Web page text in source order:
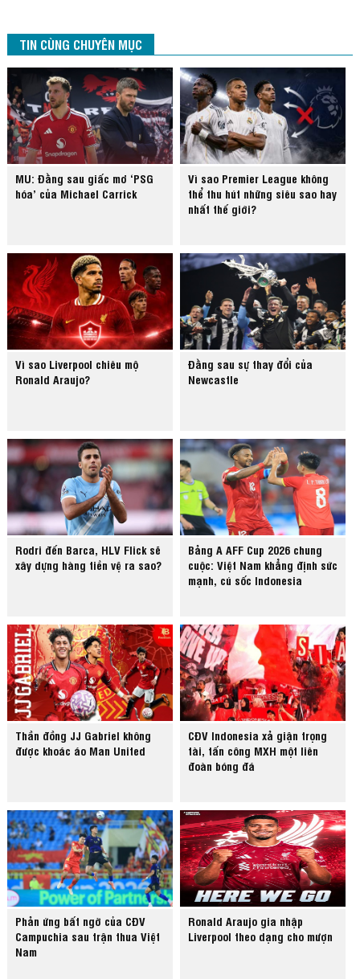
TIN CÙNG CHUYÊN MỤC
MU: Đằng sau giấc mơ ‘PSG
hóa’ của Michael Carrick
Vì sao Premier League không
thể thu hút những siêu sao hay
nhất thế giới?
Vì sao Liverpool chiêu mộ
Ronald Araujo?
Đằng sau sự thay đổi của
Newcastle
Rodri đến Barca, HLV Flick sẽ
xây dựng hàng tiền vệ ra sao?
Bảng A AFF Cup 2026 chung
cuộc: Việt Nam khẳng định sức
mạnh, cú sốc Indonesia
Thần đồng JJ Gabriel không
được khoác áo Man United
CĐV Indonesia xả giận trọng
tài, tấn công MXH một liên
đoàn bóng đá
Phản ứng bất ngờ của CĐV
Campuchia sau trận thua Việt
Nam
Ronald Araujo gia nhập
Liverpool theo dạng cho mượn